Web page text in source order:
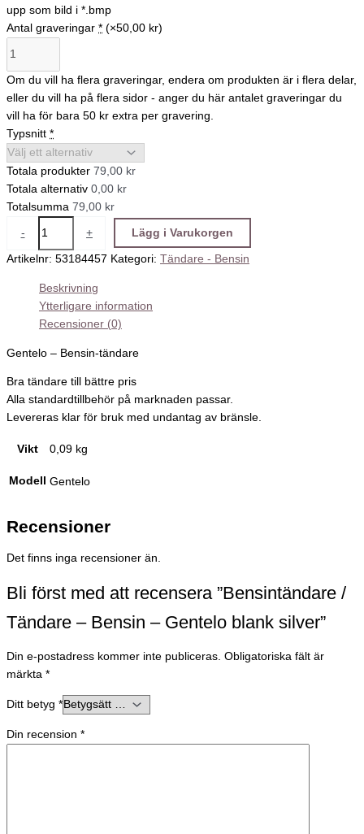
upp som bild i *.bmp
Antal graveringar * (×50,00 kr)
Om du vill ha flera graveringar, endera om produkten är i flera delar,
eller du vill ha på flera sidor - anger du här antalet graveringar du
vill ha för bara 50 kr extra per gravering.
Typsnitt *
Totala produkter 79,00 kr
Totala alternativ 0,00 kr
Totalsumma 79,00 kr
- + Lägg i Varukorgen
Artikelnr: 53184457 Kategori: Tändare - Bensin
Beskrivning
Ytterligare information
Recensioner (0)
Gentelo – Bensin-tändare
Bra tändare till bättre pris
Alla standardtillbehör på marknaden passar.
Levereras klar för bruk med undantag av bränsle.
Vikt 0,09 kg
Modell Gentelo
Recensioner
Det finns inga recensioner än.
Bli först med att recensera ”Bensintändare /
Tändare – Bensin – Gentelo blank silver”
Din e-postadress kommer inte publiceras. Obligatoriska fält är
märkta *
Ditt betyg *
Din recension *